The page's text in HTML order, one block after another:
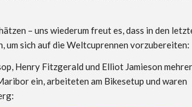
– uns wiederum freut es, dass in den
um sich auf die Weltcuprennen vorzubereiten:
Henry Fitzgerald und Elliot Jamieson
ein, arbeiteten am Bikesetup und waren